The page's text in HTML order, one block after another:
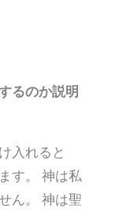
るのか説明
入れると
す。 神は私
ん。 神は聖